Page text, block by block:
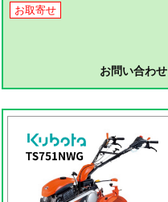
お取寄せ
お問い合わせ